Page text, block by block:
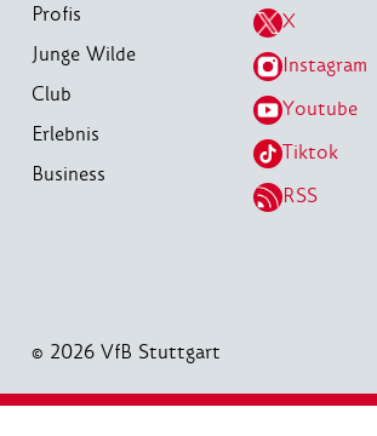
Profis
Junge Wilde
Club
Erlebnis
Business
X
Instagram
Youtube
Tiktok
RSS
© 2026 VfB Stuttgart